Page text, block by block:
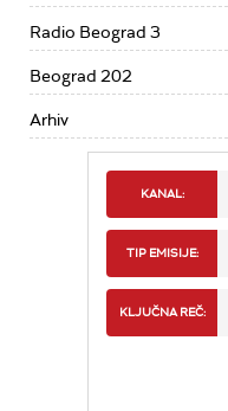
Radio Beograd 3
Beograd 202
Arhiv
KANAL:
TIP EMISIJE:
KLJUČNA REČ: